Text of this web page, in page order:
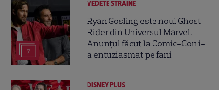
7
VEDETE STRĂINE
Ryan Gosling este noul Ghost
Rider din Universul Marvel.
Anunțul făcut la Comic-Con i-
a entuziasmat pe fani
DISNEY PLUS